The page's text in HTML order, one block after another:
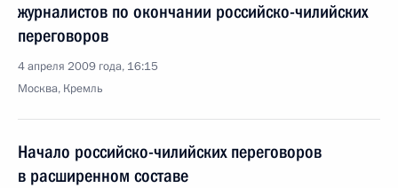
журналистов по окончании российско-чилийских
переговоров
4 апреля 2009 года, 16:15
Москва, Кремль
Начало российско-чилийских переговоров
в расширенном составе